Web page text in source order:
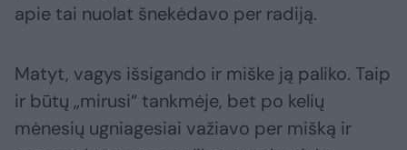
apie tai nuolat šnekėdavo per radiją.
Matyt, vagys išsigando ir miške ją paliko. Taip
ir būtų „mirusi“ tankmėje, bet po kelių
mėnesių ugniagesiai važiavo per mišką ir